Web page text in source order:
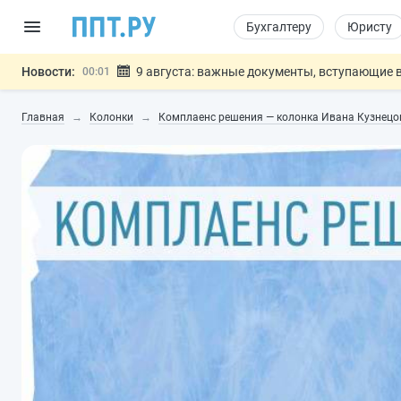
Бухгалтеру Юристу
Новости: 00:01 9 августа: важные документы, вступающие
07.08 Дистанционную работу беременных пропишут
Госпошлину за устранение ошибок в
Разработают единые критерии
Главная Колонки Комплаенс решения — колонка Ивана